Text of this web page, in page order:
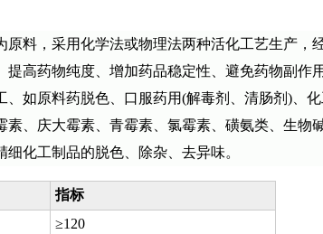
料，采用化学法或物理法两种活化工艺生产，
高药物纯度、增加药品稳定性、避免药物副作
、如原料药脱色、口服药用(解毒剂、清肠剂)、
、庆大霉素、青霉素、氯霉素、磺氨类、生
化工制品的脱色、除杂、去异味。
指标
≥120